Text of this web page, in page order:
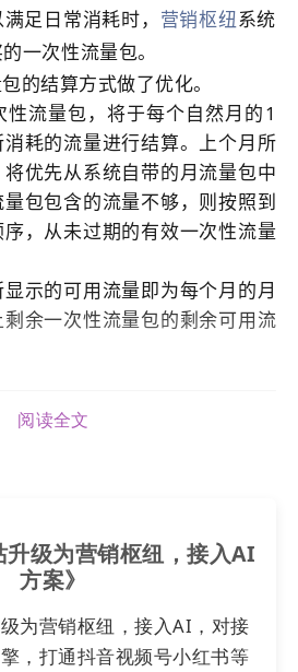
足日常消耗时， 营销枢纽系统
一次性流量包。
的结算方式做了优化。
流量包，将于每个自然月的1
耗的流量进行结算。上个月所
优先从系统自带的月流量包中
包包含的流量不够，则按照到
，从未过期的有效一次性流量
示的可用流量即为每个月的月
余一次性流量包的剩余可用流
可用流量构成部分
包的用户，在云服务器页面可
的构成情况。
有效流量包的可用流量等，如
阅读全文
级为营销枢纽，接入AI
方案》
为营销枢纽，接入AI，对接
，打通抖音视频号小红书等